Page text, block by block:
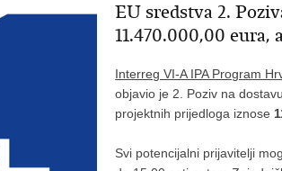
EU sredstva 2.
11.470.000,00 eura,
Interreg VI-A IPA Program
objavio je 2. Poziv na
projektnih prijedloga iznose
Svi potencijalni prijavitelji